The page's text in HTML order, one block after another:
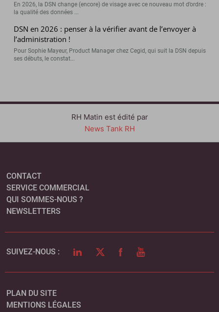
En 2026, la DSN change (encore) de visage avec ce nouveau mot d’ordre :
la qualité des données ...
DSN en 2026 : penser à la vérifier avant de l’envoyer à
l’administration !
Pour Sophie Mayeur, Product Manager chez Cegid, qui suit la DSN depuis
ses débuts, le constat...
RH Matin est édité par
News Tank RH
CONTACT
SERVICE COMMERCIAL
QUI SOMMES-NOUS ?
NEWSLETTERS
SUIVEZ-NOUS : LINKEDINTWITTERFACEBOOK
YOUTUBE
PLAN DU SITE
MENTIONS LÉGALES